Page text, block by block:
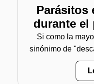
Parásitos
durante el
Si como la
sinónimo de